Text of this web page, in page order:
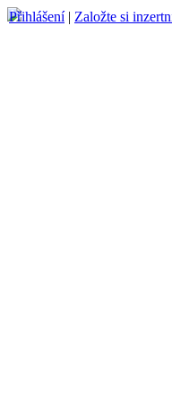
Přihlášení| Založte si